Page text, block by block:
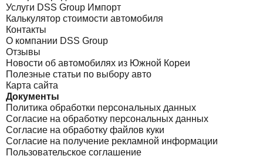
Услуги DSS Group Импорт
Калькулятор стоимости автомобиля
Контакты
О компании DSS Group
Отзывы
Новости об автомобилях из Южной Кореи
Полезные статьи по выбору авто
Карта сайта
Документы
Политика обработки персональных данных
Согласие на обработку персональных данных
Согласие на обработку файлов куки
Согласие на получение рекламной информации
Пользовательское соглашение